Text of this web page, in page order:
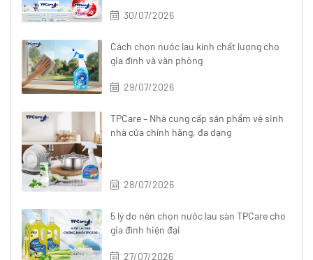
30/07/2026
Cách chọn nước lau kính chất lượng cho
gia đình và văn phòng
29/07/2026
TPCare – Nhà cung cấp sản phẩm vệ sinh
nhà cửa chính hãng, đa dạng
28/07/2026
5 lý do nên chọn nước lau sàn TPCare cho
gia đình hiện đại
27/07/2026